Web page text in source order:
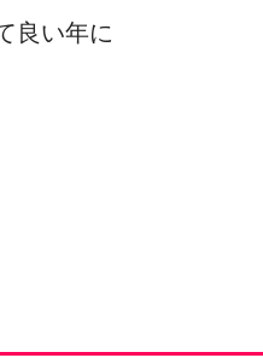
良い年に